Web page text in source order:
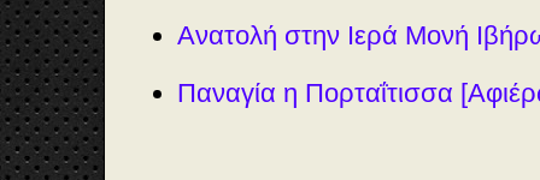
Ανατολή στην Ιερά Μονή
Παναγία η Πορταΐτισσα